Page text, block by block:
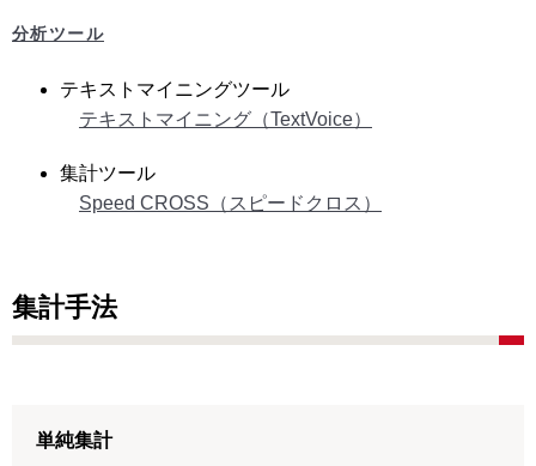
分析ツール
テキストマイニングツール
テキストマイニング（TextVoice）
集計ツール
Speed CROSS（スピードクロス）
集計手法
単純集計